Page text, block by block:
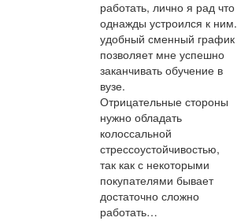
работать, лично я рад что
однажды устроился к ним.
удобный сменный график
позволяет мне успешно
заканчивать обучение в
вузе.
Отрицательные стороны
нужно обладать
колоссальной
стрессоустойчивостью,
так как с некоторыми
покупателями бывает
достаточно сложно
работать…